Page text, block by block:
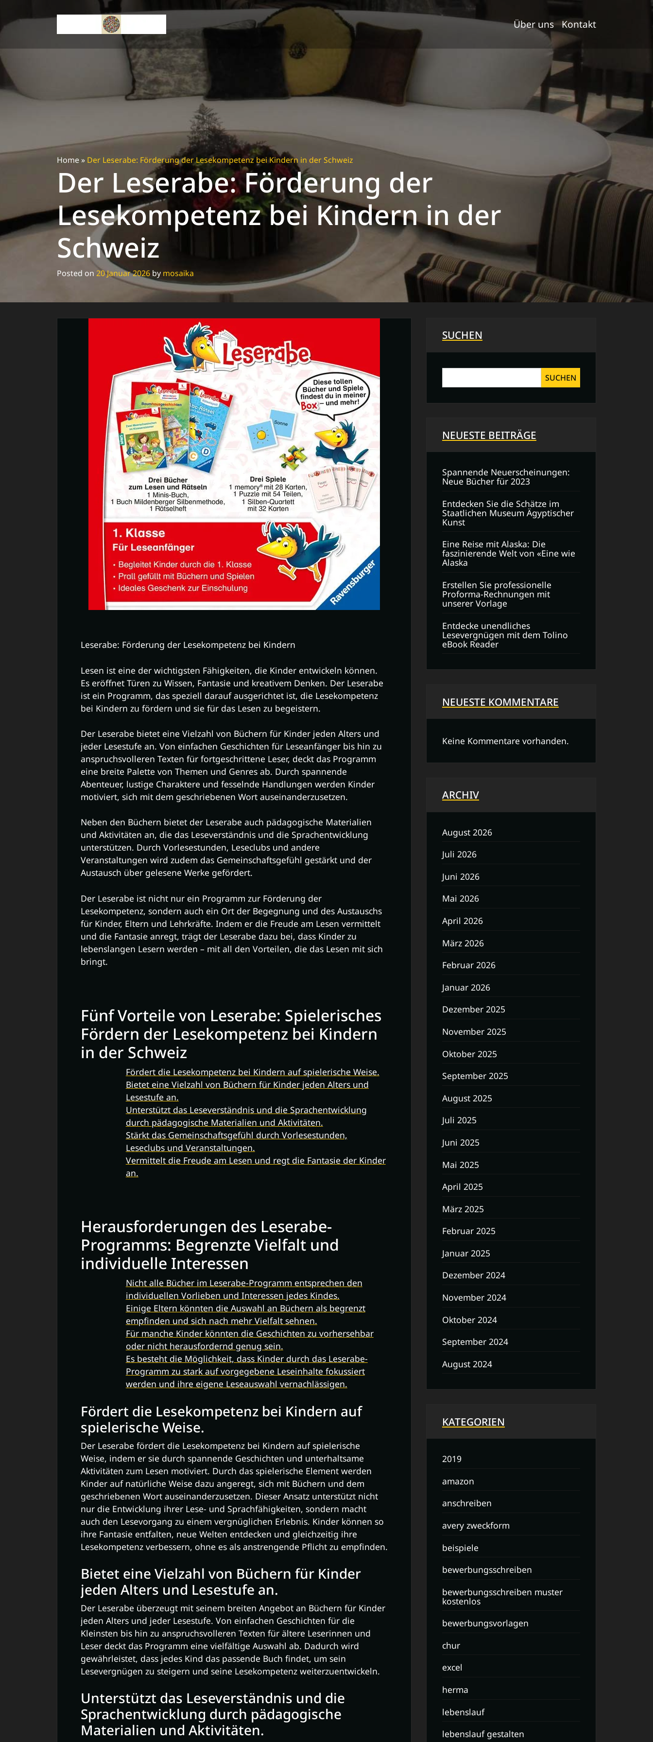
content
Über uns Kontakt
Home» Der Leserabe: Förderung der Lesekompetenz bei Kindern in der Schweiz
Der Leserabe: Förderung der
Lesekompetenz bei Kindern in der
Schweiz
Posted on 20 Januar 2026 by mosaika
Leserabe: Förderung der Lesekompetenz bei Kindern
Lesen ist eine der wichtigsten Fähigkeiten, die Kinder entwickeln können.
Es eröffnet Türen zu Wissen, Fantasie und kreativem Denken. Der Leserabe
ist ein Programm, das speziell darauf ausgerichtet ist, die Lesekompetenz
bei Kindern zu fördern und sie für das Lesen zu begeistern.
Der Leserabe bietet eine Vielzahl von Büchern für Kinder jeden Alters und
jeder Lesestufe an. Von einfachen Geschichten für Leseanfänger bis hin zu
anspruchsvolleren Texten für fortgeschrittene Leser, deckt das Programm
eine breite Palette von Themen und Genres ab. Durch spannende
Abenteuer, lustige Charaktere und fesselnde Handlungen werden Kinder
motiviert, sich mit dem geschriebenen Wort auseinanderzusetzen.
Neben den Büchern bietet der Leserabe auch pädagogische Materialien
und Aktivitäten an, die das Leseverständnis und die Sprachentwicklung
unterstützen. Durch Vorlesestunden, Leseclubs und andere
Veranstaltungen wird zudem das Gemeinschaftsgefühl gestärkt und der
Austausch über gelesene Werke gefördert.
Der Leserabe ist nicht nur ein Programm zur Förderung der
Lesekompetenz, sondern auch ein Ort der Begegnung und des Austauschs
für Kinder, Eltern und Lehrkräfte. Indem er die Freude am Lesen vermittelt
und die Fantasie anregt, trägt der Leserabe dazu bei, dass Kinder zu
lebenslangen Lesern werden – mit all den Vorteilen, die das Lesen mit sich
bringt.
Fünf Vorteile von Leserabe: Spielerisches
Fördern der Lesekompetenz bei Kindern
in der Schweiz
Fördert die Lesekompetenz bei Kindern auf spielerische Weise.
Bietet eine Vielzahl von Büchern für Kinder jeden Alters und
Lesestufe an.
Unterstützt das Leseverständnis und die Sprachentwicklung
durch pädagogische Materialien und Aktivitäten.
Stärkt das Gemeinschaftsgefühl durch Vorlesestunden,
Leseclubs und Veranstaltungen.
Vermittelt die Freude am Lesen und regt die Fantasie der Kinder
an.
Herausforderungen des Leserabe-
Programms: Begrenzte Vielfalt und
individuelle Interessen
Nicht alle Bücher im Leserabe-Programm entsprechen den
individuellen Vorlieben und Interessen jedes Kindes.
Einige Eltern könnten die Auswahl an Büchern als begrenzt
empfinden und sich nach mehr Vielfalt sehnen.
Für manche Kinder könnten die Geschichten zu vorhersehbar
oder nicht herausfordernd genug sein.
Es besteht die Möglichkeit, dass Kinder durch das Leserabe-
Programm zu stark auf vorgegebene Leseinhalte fokussiert
werden und ihre eigene Leseauswahl vernachlässigen.
Fördert die Lesekompetenz bei Kindern auf
spielerische Weise.
Der Leserabe fördert die Lesekompetenz bei Kindern auf spielerische
Weise, indem er sie durch spannende Geschichten und unterhaltsame
Aktivitäten zum Lesen motiviert. Durch das spielerische Element werden
Kinder auf natürliche Weise dazu angeregt, sich mit Büchern und dem
geschriebenen Wort auseinanderzusetzen. Dieser Ansatz unterstützt nicht
nur die Entwicklung ihrer Lese- und Sprachfähigkeiten, sondern macht
auch den Lesevorgang zu einem vergnüglichen Erlebnis. Kinder können so
ihre Fantasie entfalten, neue Welten entdecken und gleichzeitig ihre
Lesekompetenz verbessern, ohne es als anstrengende Pflicht zu empfinden.
Bietet eine Vielzahl von Büchern für Kinder
jeden Alters und Lesestufe an.
Der Leserabe überzeugt mit seinem breiten Angebot an Büchern für Kinder
jeden Alters und jeder Lesestufe. Von einfachen Geschichten für die
Kleinsten bis hin zu anspruchsvolleren Texten für ältere Leserinnen und
Leser deckt das Programm eine vielfältige Auswahl ab. Dadurch wird
gewährleistet, dass jedes Kind das passende Buch findet, um sein
Lesevergnügen zu steigern und seine Lesekompetenz weiterzuentwickeln.
Unterstützt das Leseverständnis und die
Sprachentwicklung durch pädagogische
Materialien und Aktivitäten.
SUCHEN
SUCHEN
NEUESTE BEITRÄGE
Spannende Neuerscheinungen:
Neue Bücher für 2023
Entdecken Sie die Schätze im
Staatlichen Museum Ägyptischer
Kunst
Eine Reise mit Alaska: Die
faszinierende Welt von «Eine wie
Alaska
Erstellen Sie professionelle
Proforma-Rechnungen mit
unserer Vorlage
Entdecke unendliches
Lesevergnügen mit dem Tolino
eBook Reader
NEUESTE KOMMENTARE
Keine Kommentare vorhanden.
ARCHIV
August 2026
Juli 2026
Juni 2026
Mai 2026
April 2026
März 2026
Februar 2026
Januar 2026
Dezember 2025
November 2025
Oktober 2025
September 2025
August 2025
Juli 2025
Juni 2025
Mai 2025
April 2025
März 2025
Februar 2025
Januar 2025
Dezember 2024
November 2024
Oktober 2024
September 2024
August 2024
KATEGORIEN
2019
amazon
anschreiben
avery zweckform
beispiele
bewerbungsschreiben
bewerbungsschreiben muster
kostenlos
bewerbungsvorlagen
chur
excel
herma
lebenslauf
lebenslauf gestalten